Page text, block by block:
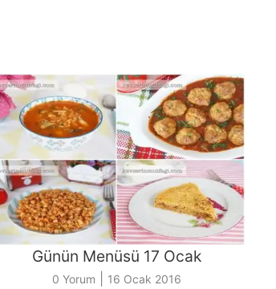
Günün Menüsü 17 Ocak
0 Yorum 16 Ocak 2016